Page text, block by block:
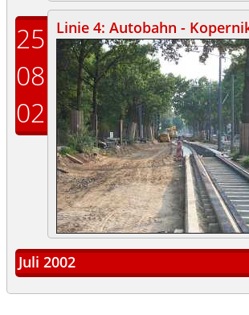
25
08
02
Linie 4: Autobahn -
Juli 2002